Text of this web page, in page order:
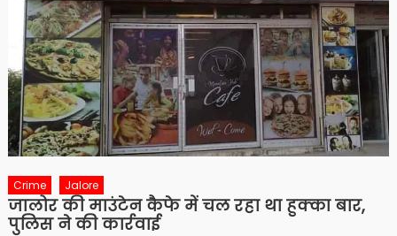
Crime Jalore
जालोर की माउंटेन कैफे में चल रहा था हुक्का बार,
पुलिस ने की कार्रवाई